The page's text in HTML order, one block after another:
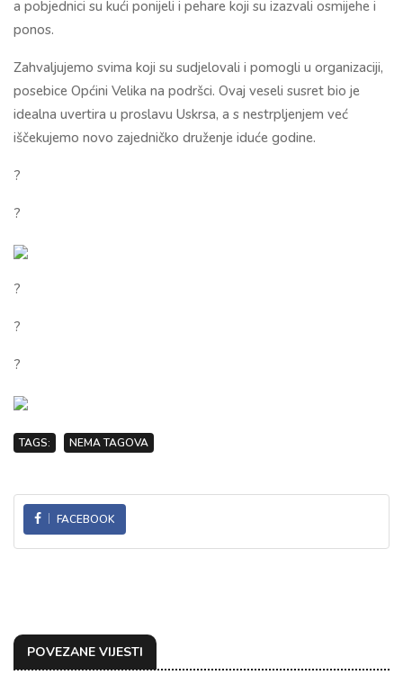
a pobjednici su kući ponijeli i pehare koji su izazvali osmijehe i
ponos.
Zahvaljujemo svima koji su sudjelovali i pomogli u organizaciji,
posebice Općini Velika na podršci. Ovaj veseli susret bio je
idealna uvertira u proslavu Uskrsa, a s nestrpljenjem već
iščekujemo novo zajedničko druženje iduće godine.
?
?
?
?
?
TAGS: NEMA TAGOVA
FACEBOOK
POVEZANE VIJESTI